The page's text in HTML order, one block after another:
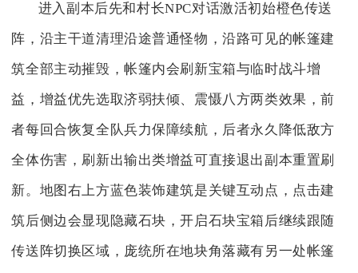
进入副本后先和村长NPC对话激活初始橙色传送
阵，沿主干道清理沿途普通怪物，沿路可见的帐篷建
筑全部主动摧毁，帐篷内会刷新宝箱与临时战斗增
益，增益优先选取济弱扶倾、震慑八方两类效果，前
者每回合恢复全队兵力保障续航，后者永久降低敌方
全体伤害，刷新出输出类增益可直接退出副本重置刷
新。地图右上方蓝色装饰建筑是关键互动点，点击建
筑后侧边会显现隐藏石块，开启石块宝箱后继续跟随
传送阵切换区域，庞统所在地块角落藏有另一处帐篷